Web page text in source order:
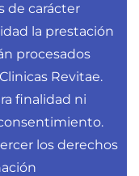
de carácter
la prestación
procesados
Revitae.
finalidad ni
los derechos